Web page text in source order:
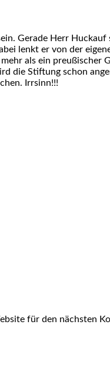
Gerade Herr
lenkt er von der
als ein
die Stiftung schon
Irrsinn!!!
für den nächsten